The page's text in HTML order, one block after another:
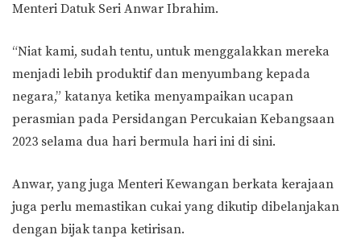
Menteri Datuk Seri Anwar Ibrahim.
“Niat kami, sudah tentu, untuk menggalakkan mereka
menjadi lebih produktif dan menyumbang kepada
negara,” katanya ketika menyampaikan ucapan
perasmian pada Persidangan Percukaian Kebangsaan
2023 selama dua hari bermula hari ini di sini.
Anwar, yang juga Menteri Kewangan berkata kerajaan
juga perlu memastikan cukai yang dikutip dibelanjakan
dengan bijak tanpa ketirisan.